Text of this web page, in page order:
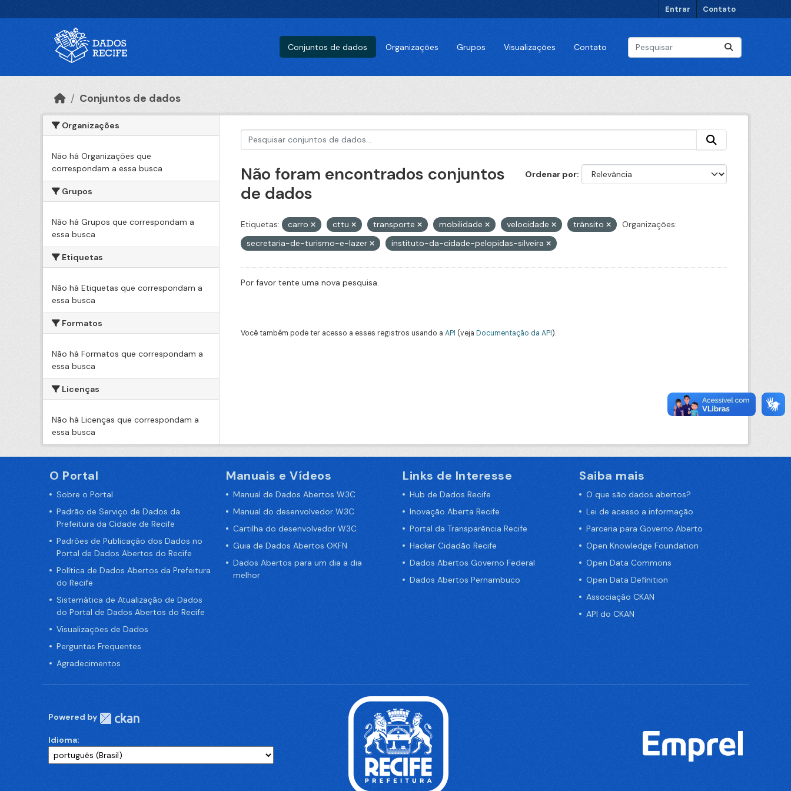
Entrar Contato
Conjuntos de dados Organizações Grupos Visualizações Contato
Conjuntos de dados
Organizações
Não há Organizações que
correspondam a essa busca
Grupos
Não há Grupos que correspondam a
essa busca
Etiquetas
Não há Etiquetas que correspondam a
essa busca
Formatos
Não há Formatos que correspondam a
essa busca
Licenças
Não há Licenças que correspondam a
essa busca
Ordenar por
Não foram encontrados conjuntos
de dados
Etiquetas: carro cttu transporte mobilidade velocidade trânsito
Organizações:
secretaria-de-turismo-e-lazer
instituto-da-cidade-pelopidas-silveira
Por favor tente uma nova pesquisa.
Você também pode ter acesso a esses registros usando a API (veja Documentação da API).
O Portal
Sobre o Portal
Padrão de Serviço de Dados da
Prefeitura da Cidade de Recife
Padrões de Publicação dos Dados no
Portal de Dados Abertos do Recife
Política de Dados Abertos da Prefeitura
do Recife
Sistemática de Atualização de Dados
do Portal de Dados Abertos do Recife
Visualizações de Dados
Perguntas Frequentes
Agradecimentos
Manuais e Vídeos
Manual de Dados Abertos W3C
Manual do desenvolvedor W3C
Cartilha do desenvolvedor W3C
Guia de Dados Abertos OKFN
Dados Abertos para um dia a dia
melhor
Links de Interesse
Hub de Dados Recife
Inovação Aberta Recife
Portal da Transparência Recife
Hacker Cidadão Recife
Dados Abertos Governo Federal
Dados Abertos Pernambuco
Saiba mais
O que são dados abertos?
Lei de acesso a informação
Parceria para Governo Aberto
Open Knowledge Foundation
Open Data Commons
Open Data Definition
Associação CKAN
API do CKAN
Powered by
Idioma